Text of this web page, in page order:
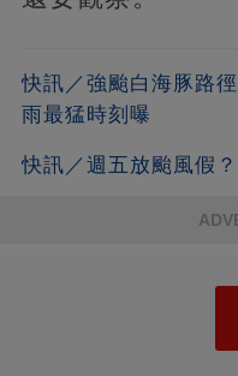
快訊／強颱白海豚路
雨最猛時刻曝
快訊／週五放颱風假